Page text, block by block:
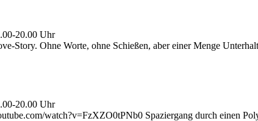
20.00 Uhr
Story. Ohne Worte, ohne Schießen, aber einer Menge
20.00 Uhr
watch?v=FzXZO0tPNb0 Spaziergang durch einen